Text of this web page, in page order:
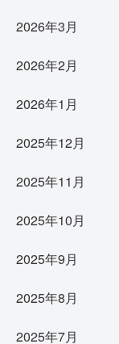
2026年3月
2026年2月
2026年1月
2025年12月
2025年11月
2025年10月
2025年9月
2025年8月
2025年7月